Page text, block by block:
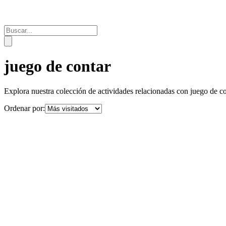
juego de contar
Explora nuestra colección de actividades relacionadas con juego de
Ordenar por: